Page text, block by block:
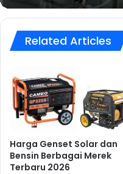
Related Articles
Harga Genset Solar dan
Bensin Berbagai Merek
Terbaru 2026